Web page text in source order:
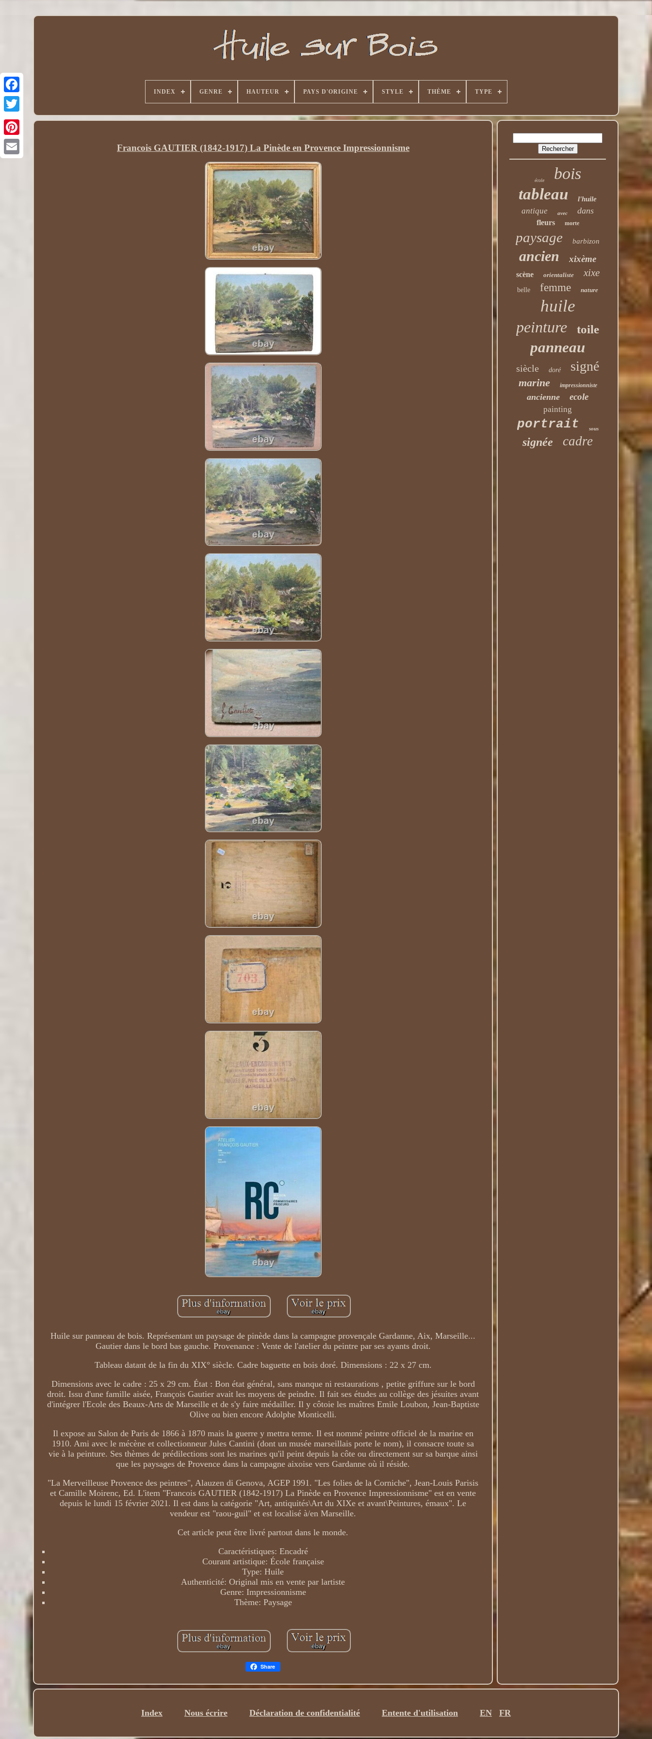
INDEX GENRE HAUTEUR PAYS D'ORIGINE STYLE THÈME TYPE
Francois GAUTIER (1842-1917) La Pinède en Provence Impressionnisme
Huile sur panneau de bois. Représentant un paysage de pinède dans la campagne provençale Gardanne, Aix, Marseille...
Gautier dans le bord bas gauche. Provenance : Vente de l'atelier du peintre par ses ayants droit.
Tableau datant de la fin du XIX° siècle. Cadre baguette en bois doré. Dimensions : 22 x 27 cm.
Dimensions avec le cadre : 25 x 29 cm. État : Bon état général, sans manque ni restaurations , petite griffure sur le bord
droit. Issu d'une famille aisée, François Gautier avait les moyens de peindre. Il fait ses études au collège des jésuites avant
d'intégrer l'Ecole des Beaux-Arts de Marseille et de s'y faire médailler. Il y côtoie les maîtres Emile Loubon, Jean-Baptiste
Olive ou bien encore Adolphe Monticelli.
Il expose au Salon de Paris de 1866 à 1870 mais la guerre y mettra terme. Il est nommé peintre officiel de la marine en
1910. Ami avec le mécène et collectionneur Jules Cantini (dont un musée marseillais porte le nom), il consacre toute sa
vie à la peinture. Ses thèmes de prédilections sont les marines qu'il peint depuis la côte ou directement sur sa barque ainsi
que les paysages de Provence dans la campagne aixoise vers Gardanne où il réside.
"La Merveilleuse Provence des peintres", Alauzen di Genova, AGEP 1991. "Les folies de la Corniche", Jean-Louis Parisis
et Camille Moirenc, Ed. L'item "Francois GAUTIER (1842-1917) La Pinède en Provence Impressionnisme" est en vente
depuis le lundi 15 février 2021. Il est dans la catégorie "Art, antiquités\Art du XIXe et avant\Peintures, émaux". Le
vendeur est "raou-guil" et est localisé à/en Marseille.
Cet article peut être livré partout dans le monde.
Caractéristiques: Encadré
Courant artistique: École française
Type: Huile
Authenticité: Original mis en vente par lartiste
Genre: Impressionnisme
Thème: Paysage
Share
école bois
tableau l'huile
antique avec dans
fleurs morte
paysage barbizon
ancien xixème
scène orientaliste xixe
belle femme nature
huile
peinture toile
panneau
siècle doré signé
marine impressionniste
ancienne ecole
painting
portrait sous
signée cadre
Index Nous écrire Déclaration de confidentialité Entente d'utilisation EN FR